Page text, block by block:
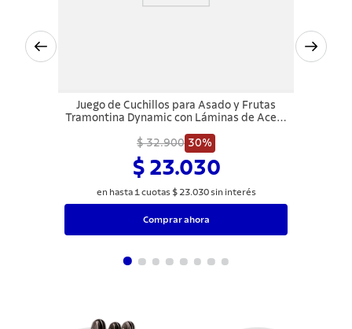
Juego de Cuchillos para Asado y Frutas
Tramontina Dynamic con Láminas de Acero
Piezas
$ 32.900 30%
$ 23.030
en hasta 1cuotas $ 23.030sin interés
Comprar ahora